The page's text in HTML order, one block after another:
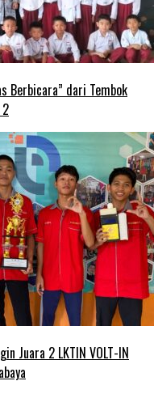
Berbicara” dari Tembok
Juara 2 LKTIN VOLT-IN